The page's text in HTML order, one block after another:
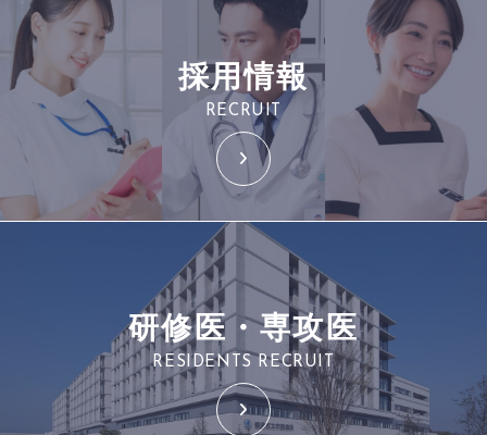
採用情報
RECRUIT
研修医・専攻医
RESIDENTS RECRUIT